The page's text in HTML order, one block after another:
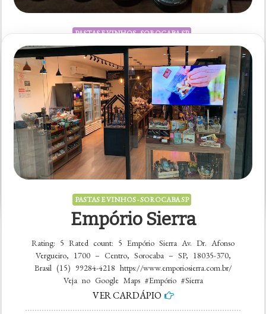
PASTAS E VINHOS - SOROCABA SP
Casa Dos Vinhos
Rating: 0 Rated count: 0 Casa dos Vinhos Rua Leopoldo
Machado, 574 – Centro, Sorocaba – SP, 18035-075, Brasil
(15) 99741-2768 Veja no Google Maps #Casa #dos
#Vinhos
VER CARDÁPIO
dos
Vinhos
PASTAS E VINHOS - SOROCABA SP
Empório Sierra
Rating: 5 Rated count: 5 Empório Sierra Av. Dr. Afonso
Vergueiro, 1700 – Centro, Sorocaba – SP, 18035-370,
Brasil (15) 99284-4218 https://www.emporiosierra.com.br/
Veja no Google Maps #Empório #Sierra
VER CARDÁPIO